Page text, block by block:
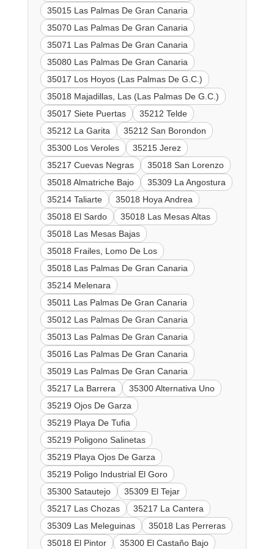
35015 Las Palmas De Gran Canaria
35070 Las Palmas De Gran Canaria
35071 Las Palmas De Gran Canaria
35080 Las Palmas De Gran Canaria
35017 Los Hoyos (Las Palmas De G.C.)
35018 Majadillas, Las (Las Palmas De G.C.)
35017 Siete Puertas
35212 Telde
35212 La Garita
35212 San Borondon
35300 Los Veroles
35215 Jerez
35217 Cuevas Negras
35018 San Lorenzo
35018 Almatriche Bajo
35309 La Angostura
35214 Taliarte
35018 Hoya Andrea
35018 El Sardo
35018 Las Mesas Altas
35018 Las Mesas Bajas
35018 Frailes, Lomo De Los
35018 Las Palmas De Gran Canaria
35214 Melenara
35011 Las Palmas De Gran Canaria
35012 Las Palmas De Gran Canaria
35013 Las Palmas De Gran Canaria
35016 Las Palmas De Gran Canaria
35019 Las Palmas De Gran Canaria
35217 La Barrera
35300 Alternativa Uno
35219 Ojos De Garza
35219 Playa De Tufia
35219 Poligono Salinetas
35219 Playa Ojos De Garza
35219 Poligo Industrial El Goro
35300 Satautejo
35309 El Tejar
35217 Las Chozas
35217 La Cantera
35309 Las Meleguinas
35018 Las Perreras
35018 El Pintor
35300 El Castaño Bajo